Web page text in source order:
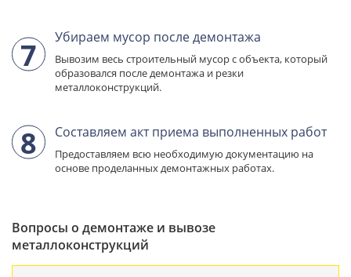
7 Убираем мусор после демонтажа
Вывозим весь строительный мусор с объекта, который
образовался после демонтажа и резки
металлоконструкций.
8 Составляем акт приема выполненных работ
Предоставляем всю необходимую документацию на
основе проделанных демонтажных работах.
Вопросы о демонтаже и вывозе
металлоконструкций